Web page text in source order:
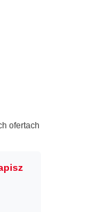
ofertach